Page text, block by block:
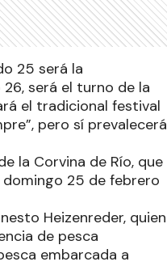
25 será la
será el turno de la
el tradicional festival
pero sí prevalecerá
la Corvina de Río, que
domingo 25 de febrero
Heizenreder, quien
de pesca
embarcada a